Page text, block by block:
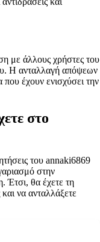
με άλλους χρήστες του
Η ανταλλαγή απόψεων
που έχουν ενισχύσει την
στο
του annaki6869
στην
Έτσι, θα έχετε τη
να ανταλλάξετε